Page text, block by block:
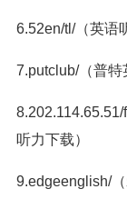
6.52en/tl/（英语
7.putclub/（普特
听力下载）
9.edgeenglish/（